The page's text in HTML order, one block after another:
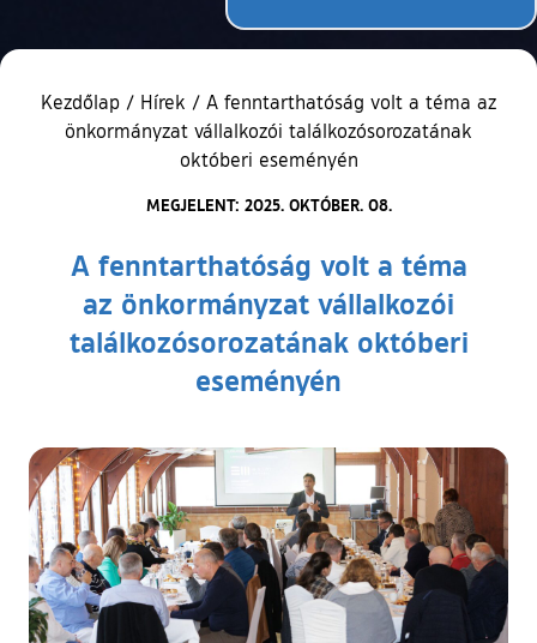
Kezdőlap / Hírek / A fenntarthatóság volt a téma az
önkormányzat vállalkozói találkozósorozatának
októberi eseményén
MEGJELENT: 2025. OKTÓBER. 08.
A fenntarthatóság volt a téma
az önkormányzat vállalkozói
találkozósorozatának októberi
eseményén